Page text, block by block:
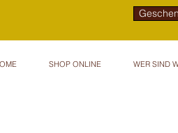
SHOP ONLINE WER SIND